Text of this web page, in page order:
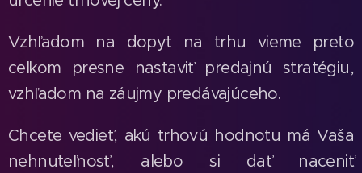
Vzhľadom na dopyt na trhu vieme preto
celkom presne nastaviť predajnú stratégiu,
vzhľadom na záujmy predávajúceho.
Chcete vedieť, akú trhovú hodnotu má Vaša
nehnuteľnosť, alebo si dať naceniť